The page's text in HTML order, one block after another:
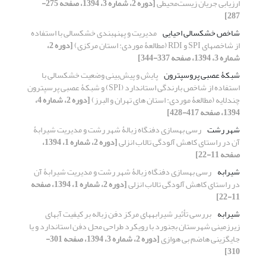
287]
شاخص خشکسالی احیایی مدیریت و پهنه‏بندی خشکسالی با استفاده
از شاخص‏های SPI و RDI (مطالعۀ موردی: استان مرکزی) [دوره 2،
شماره 3، 1394، صفحه 337-344]
شبکۀ عصبی پروسپترون‌ پایش و پیش‌‏بینی وضعیت خشکسالی با
استفاده از شاخص بارندگی استاندارد (SPI) و شبکۀ عصبی پرسپترون
چندلایه (مطالعۀ موردی: استان‏ های تهران و البرز) [دوره 2، شماره 4،
1394، صفحه 417-428]
شهر رشت رسی بهسازی دفنگاه زبالۀ شهر رشت و مدیریت شیرابۀ
آن در راستای کاهش آلودگی تالاب انزلی [دوره 2، شماره 1، 1394،
صفحه 11-22]
شیرابه رسی بهسازی دفنگاه زبالۀ شهر رشت و مدیریت شیرابۀ آن
در راستای کاهش آلودگی تالاب انزلی [دوره 2، شماره 1، 1394، صفحه
11-22]
شیرابه بررسی تأثیر شیرابه‏های مرکز دفن زباله بر کیفیت آب‏های
زیرزمینی شهرستان بجنورد با رویکرد طراحی محل دفن استاندارد و یا
جایگزینی هاضم بی‏ هوازی [دوره 2، شماره 3، 1394، صفحه 301-
310]